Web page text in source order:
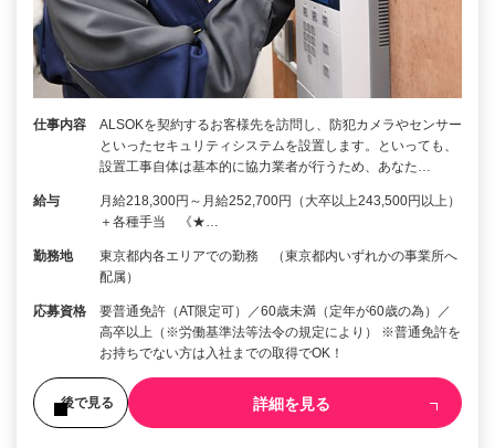
仕事内容
ALSOKを契約するお客様先を訪問し、防犯カメラやセンサー
といったセキュリティシステムを設置します。といっても、
設置工事自体は基本的に協力業者が行うため、あなた…
給与
月給218,300円～月給252,700円（大卒以上243,500円以上）
＋各種手当 《★…
勤務地
東京都内各エリアでの勤務 （東京都内いずれかの事業所へ
配属）
応募資格
要普通免許（AT限定可）／60歳未満（定年が60歳の為）／
高卒以上（※労働基準法等法令の規定により） ※普通免許を
お持ちでない方は入社までの取得でOK！
後で見る 詳細を見る